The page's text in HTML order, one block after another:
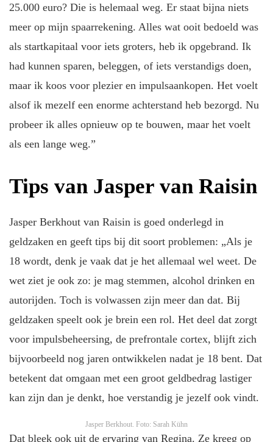
25.000 euro? Die is helemaal weg. Er staat bijna niets
meer op mijn spaarrekening. Alles wat ooit bedoeld was
als startkapitaal voor iets groters, heb ik opgebrand. Ik
had kunnen sparen, beleggen, of iets verstandigs doen,
maar ik koos voor plezier en impulsaankopen. Het voelt
alsof ik mezelf een enorme achterstand heb bezorgd. Nu
probeer ik alles opnieuw op te bouwen, maar het voelt
als een lange weg.”
Tips van Jasper van Raisin
Jasper Berkhout van Raisin is goed onderlegd in
geldzaken en geeft tips bij dit soort problemen: „Als je
18 wordt, denk je vaak dat je het allemaal wel weet. De
wet ziet je ook zo: je mag stemmen, alcohol drinken en
autorijden. Toch is volwassen zijn meer dan dat. Bij
geldzaken speelt ook je brein een rol. Het deel dat zorgt
voor impulsbeheersing, de prefrontale cortex, blijft zich
bijvoorbeeld nog jaren ontwikkelen nadat je 18 bent. Dat
betekent dat omgaan met een groot geldbedrag lastiger
kan zijn dan je denkt, hoe verstandig je jezelf ook vindt.
Jasper Berkhout. Foto: Sarah Kühn
Dat bleek ook uit de ervaring van Regina. Ze kreeg op